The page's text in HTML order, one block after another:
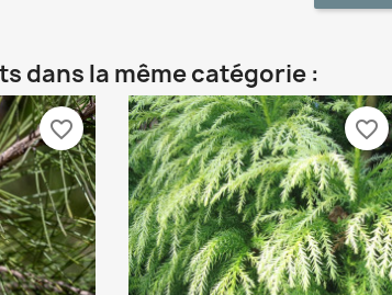
dans la même catégorie :
favorite_border favorite_border